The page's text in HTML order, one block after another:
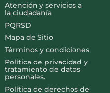
Atención y servicios a
la ciudadanía
PQRSD
Mapa de Sitio
Términos y condiciones
Política de privacidad y
tratamiento de datos
personales.
Política de derechos de